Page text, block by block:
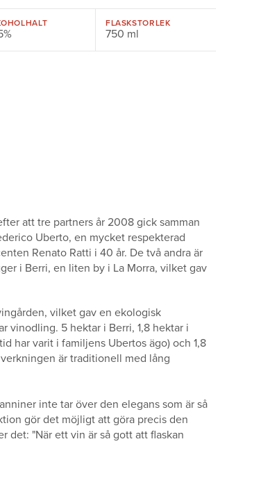
FLASKSTORLEK
750 ml
att tre partners år 2008 gick samman
Uberto, en mycket respekterad
Renato Ratti i 40 år. De två andra är
i Berri, en liten by i La Morra, vilket gav
vilket gav en ekologisk
vinodling. 5 hektar i Berri, 1,8 hektar i
har varit i familjens Ubertos ägo) och 1,8
är traditionell med lång
inte tar över den elegans som är så
gör det möjligt att göra precis den
det: "När ett vin är så gott att flaskan